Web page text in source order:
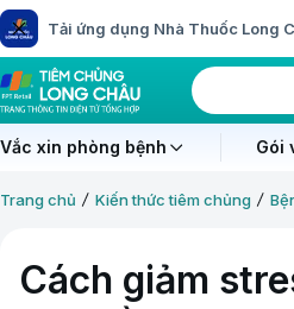
Tải ứng dụng Nhà Thuốc Long
Vắc xin phòng bệnh Gói
Trang chủ Kiến thức tiêm chủng
Cách giảm